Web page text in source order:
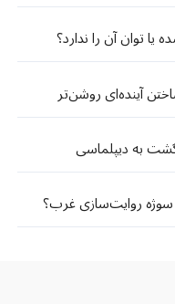
یا توان آن را ندارد؟
آینده‌ای روشن‌تر
به دیپلماسی
سوژه روایت‌سازی غرب؟